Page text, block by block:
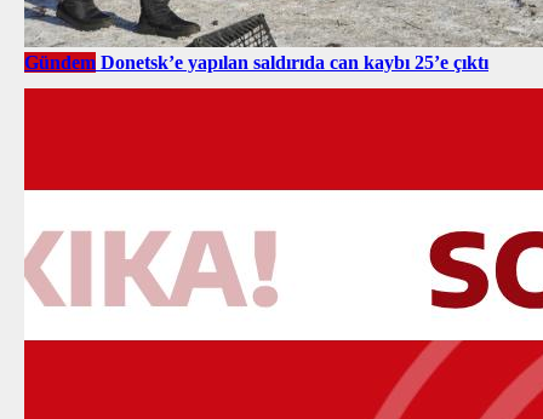
Gündem Donetsk’e yapılan saldırıda can kaybı 25’e çıktı